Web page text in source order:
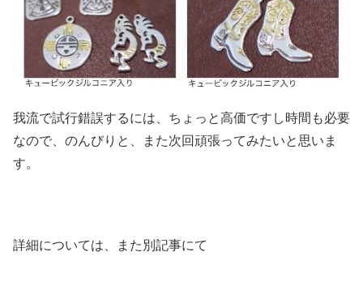
我流で試行錯誤するには、ちょっと高価ですし時間も必要
なので、のんびりと、また次回頑張ってみたいと思いま
す。
詳細については、また別記事にて